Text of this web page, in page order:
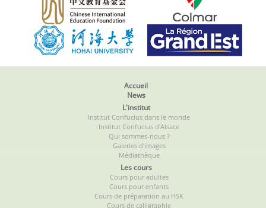
Accueil
News
L'institut
Institut Confucius dans le monde
Institut Confucius d'Alsace
Qui sommes-nous ?
Galeries d'images
Médiathèque
Les cours
Cours pour adultes
Cours pour enfants
Cours de préparation au HSK
Cours de calligraphie